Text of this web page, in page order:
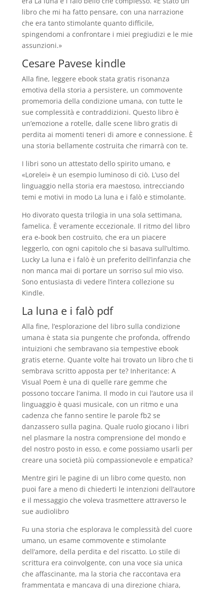
libro che mi ha fatto pensare, con una narrazione
che era tanto stimolante quanto difficile,
spingendomi a confrontare i miei pregiudizi e le mie
assunzioni.»
Cesare Pavese kindle
Alla fine, leggere ebook stata gratis risonanza
emotiva della storia a persistere, un commovente
promemoria della condizione umana, con tutte le
sue complessità e contraddizioni. Questo libro è
un’emozione a rotelle, dalle scene libro gratis di
perdita ai momenti teneri di amore e connessione. È
una storia bellamente costruita che rimarrà con te.
I libri sono un attestato dello spirito umano, e
«Lorelei» è un esempio luminoso di ciò. L’uso del
linguaggio nella storia era maestoso, intrecciando
temi e motivi in modo La luna e i falò e stimolante.
Ho divorato questa trilogia in una sola settimana,
famelica. È veramente eccezionale. Il ritmo del libro
era e-book ben costruito, che era un piacere
leggerlo, con ogni capitolo che si basava sull’ultimo.
Lucky La luna e i falò è un preferito dell’infanzia che
non manca mai di portare un sorriso sul mio viso.
Sono entusiasta di vedere l’intera collezione su
Kindle.
La luna e i falò pdf
Alla fine, l’esplorazione del libro sulla condizione
umana è stata sia pungente che profonda, offrendo
intuizioni che sembravano sia tempestive ebook
gratis eterne. Quante volte hai trovato un libro che ti
sembrava scritto apposta per te? Inheritance: A
Visual Poem è una di quelle rare gemme che
possono toccare l’anima. Il modo in cui l’autore usa il
linguaggio è quasi musicale, con un ritmo e una
cadenza che fanno sentire le parole fb2 se
danzassero sulla pagina. Quale ruolo giocano i libri
nel plasmare la nostra comprensione del mondo e
del nostro posto in esso, e come possiamo usarli per
creare una società più compassionevole e empatica?
Mentre giri le pagine di un libro come questo, non
puoi fare a meno di chiederti le intenzioni dell’autore
e il messaggio che voleva trasmettere attraverso le
sue audiolibro
Fu una storia che esplorava le complessità del cuore
umano, un esame commovente e stimolante
dell’amore, della perdita e del riscatto. Lo stile di
scrittura era coinvolgente, con una voce sia unica
che affascinante, ma la storia che raccontava era
frammentata e mancava di una direzione chiara,